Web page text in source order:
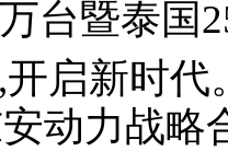
万台暨泰
启新时
动力战略